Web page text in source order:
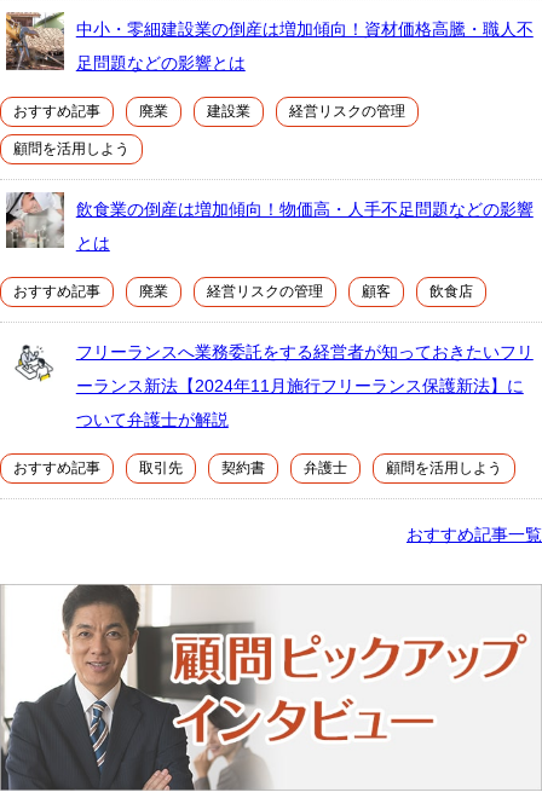
中小・零細建設業の倒産は増加傾向！資材価格高騰・職人不
足問題などの影響とは
おすすめ記事 廃業 建設業 経営リスクの管理
顧問を活用しよう
飲食業の倒産は増加傾向！物価高・人手不足問題などの影響
とは
おすすめ記事 廃業 経営リスクの管理 顧客 飲食店
フリーランスへ業務委託をする経営者が知っておきたいフリ
ーランス新法【2024年11月施行フリーランス保護新法】に
ついて弁護士が解説
おすすめ記事 取引先 契約書 弁護士 顧問を活用しよう
おすすめ記事一覧